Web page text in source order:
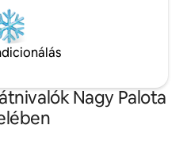
Nagy Palota